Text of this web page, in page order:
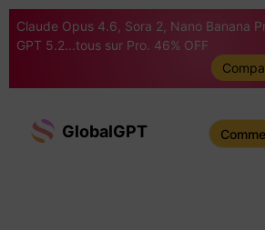
Claude Opus 4.6, Sora 2, Nano Banana
GPT 5.2...tous sur Pro. 46% OFF
GlobalGPT